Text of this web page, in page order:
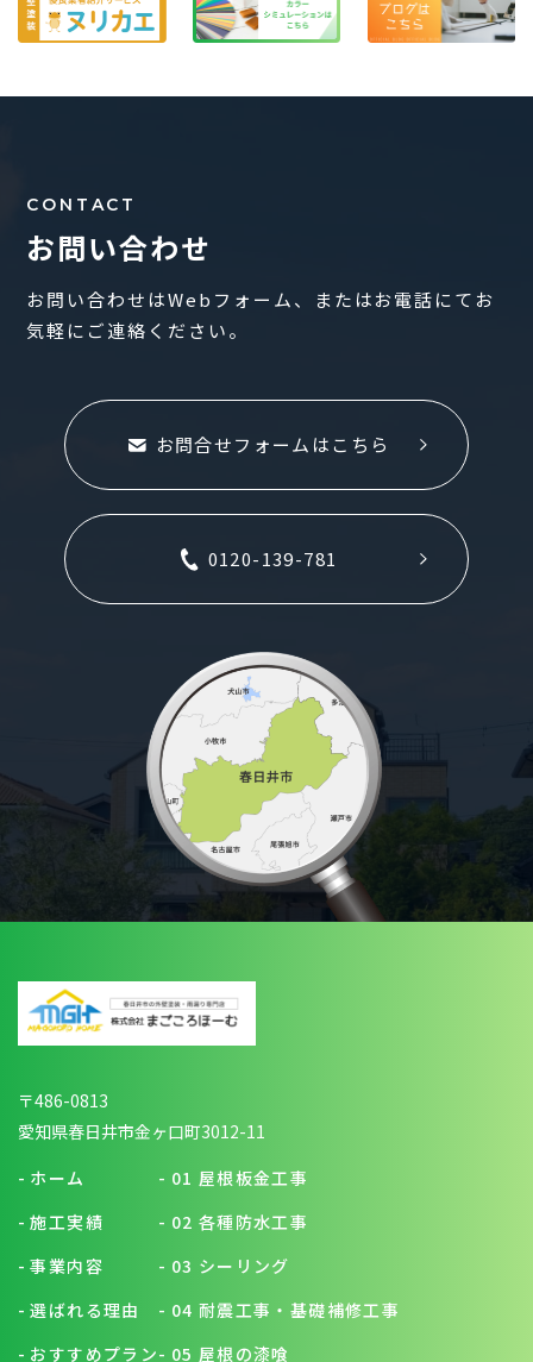
CONTACT
お問い合わせ
お問い合わせはWebフォーム、またはお電話にてお
気軽にご連絡ください。
お問合せフォームはこちら
0120-139-781
〒486-0813
愛知県春日井市金ヶ口町3012-11
- ホーム
- 施工実績
- 事業内容
- 選ばれる理由
- おすすめプラン
- 01 屋根板金工事
- 02 各種防水工事
- 03 シーリング
- 04 耐震工事・基礎補修工事
- 05 屋根の漆喰